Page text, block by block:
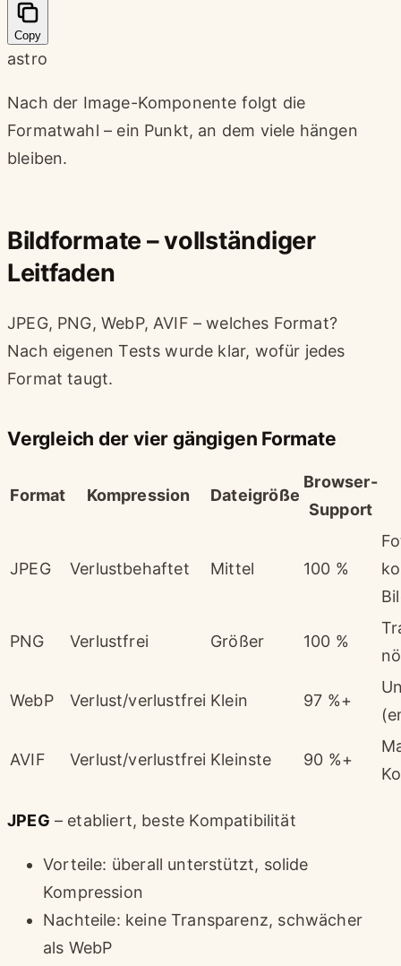
Copy
astro
Nach der Image-Komponente folgt die
Formatwahl – ein Punkt, an dem viele hängen
bleiben.
Bildformate – vollständiger
Leitfaden
JPEG, PNG, WebP, AVIF – welches Format?
Nach eigenen Tests wurde klar, wofür jedes
Format taugt.
Vergleich der vier gängigen Formate
Format Kompression Dateigröße
Browser-
Support
JPEG Verlustbehaftet Mittel 100 %
PNG Verlustfrei Größer 100 %
WebP Verlust/verlustfrei Klein 97 %+
AVIF Verlust/verlustfrei Kleinste 90 %+
JPEG – etabliert, beste Kompatibilität
Vorteile: überall unterstützt, solide
Kompression
Nachteile: keine Transparenz, schwächer
als WebP